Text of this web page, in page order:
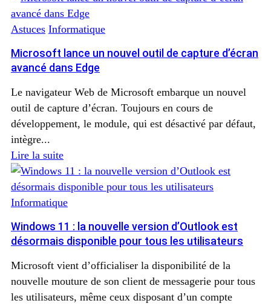
Astuces Informatique
Microsoft lance un nouvel outil de capture d’écran
avancé dans Edge
Le navigateur Web de Microsoft embarque un nouvel
outil de capture d’écran. Toujours en cours de
développement, le module, qui est désactivé par défaut,
intègre...
Lire la suite
Informatique
Windows 11 : la nouvelle version d’Outlook est
désormais disponible pour tous les utilisateurs
Microsoft vient d’officialiser la disponibilité de la
nouvelle mouture de son client de messagerie pour tous
les utilisateurs, même ceux disposant d’un compte